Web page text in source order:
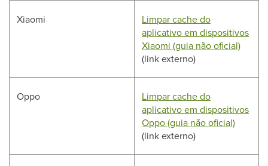
Xiaomi
Limpar cache do
aplicativo em dispositivos
Xiaomi (guia não oficial)
(link externo)
Oppo
Limpar cache do
aplicativo em dispositivos
Oppo (guia não oficial)
(link externo)